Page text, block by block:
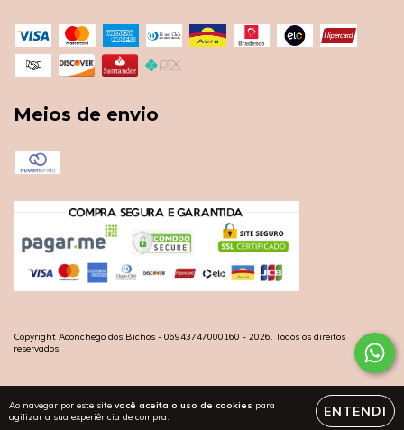
Ao navegar por este site você aceita o uso de cookies para
agilizar a sua experiência de compra.
ENTENDI
Meios de envio
Copyright Aconchego dos Bichos - 06943747000160 - 2026. Todos os direitos
reservados.